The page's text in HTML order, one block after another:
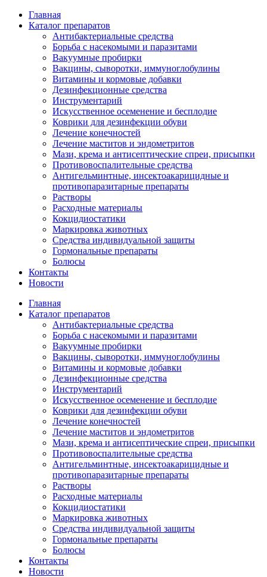
Главная
Каталог препаратов
Антибактериальные средства
Борьба с насекомыми и паразитами
Вакуумные пробирки
Вакцины, сыворотки, иммуноглобулины
Витамины и кормовые добавки
Дезинфекционные средства
Инструментарий
Искусственное осеменение и бесплодие
Коврики для дезинфекции обуви
Лечение конечностей
Лечение маститов и эндометритов
Мази, крема и антисептические спреи, присыпки
Противовоспалительные средства
Антигельминтные, инсектоакарицидные и
противопаразитарные препараты
Растворы
Расходные материалы
Кокцидиостатики
Маркировка животных
Средства индивидуальной защиты
Гормональные препараты
Болюсы
Контакты
Новости
Главная
Каталог препаратов
Антибактериальные средства
Борьба с насекомыми и паразитами
Вакуумные пробирки
Вакцины, сыворотки, иммуноглобулины
Витамины и кормовые добавки
Дезинфекционные средства
Инструментарий
Искусственное осеменение и бесплодие
Коврики для дезинфекции обуви
Лечение конечностей
Лечение маститов и эндометритов
Мази, крема и антисептические спреи, присыпки
Противовоспалительные средства
Антигельминтные, инсектоакарицидные и
противопаразитарные препараты
Растворы
Расходные материалы
Кокцидиостатики
Маркировка животных
Средства индивидуальной защиты
Гормональные препараты
Болюсы
Контакты
Новости